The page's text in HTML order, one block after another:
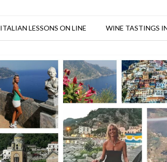
ITALIAN LESSONS ON LINE WINE TASTINGS